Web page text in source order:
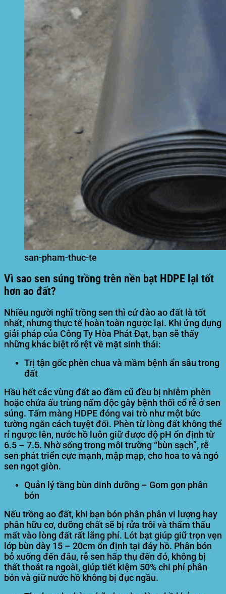
san-pham-thuc-te
Vì sao sen súng trồng trên nền bạt HDPE lại tốt
hơn ao đất?
Nhiều người nghĩ trồng sen thì cứ đào ao đất là tốt
nhất, nhưng thực tế hoàn toàn ngược lại. Khi ứng dụng
giải pháp của Công Ty Hòa Phát Đạt, bạn sẽ thấy
những khác biệt rõ rệt về mặt sinh thái:
Trị tận gốc phèn chua và mầm bệnh ẩn sâu trong
đất
Hầu hết các vùng đất ao đầm cũ đều bị nhiễm phèn
hoặc chứa ấu trùng nấm độc gây bệnh thối cổ rễ ở sen
súng. Tấm màng HDPE đóng vai trò như một bức
tường ngăn cách tuyệt đối. Phèn từ lòng đất không thể
rỉ ngược lên, nước hồ luôn giữ được độ pH ổn định từ
6.5 – 7.5. Nhờ sống trong môi trường “bùn sạch”, rễ
sen phát triển cực mạnh, mập mạp, cho hoa to và ngó
sen ngọt giòn.
Quản lý tầng bùn dinh dưỡng – Gom gọn phân
bón
Nếu trồng ao đất, khi bạn bón phân phân vi lượng hay
phân hữu cơ, dưỡng chất sẽ bị rửa trôi và thấm thấu
mất vào lòng đất rất lãng phí. Lót bạt giúp giữ trọn vẹn
lớp bùn dày 15 – 20cm ổn định tại đáy hồ. Phân bón
bỏ xuống đến đâu, rễ sen hấp thụ đến đó, không bị
thất thoát ra ngoài, giúp tiết kiệm 50% chi phí phân
bón và giữ nước hồ không bị đục ngầu.